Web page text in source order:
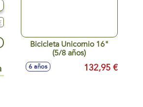
Bicicleta Unicornio 16"
(5/8 años)
6 años 132,95 €